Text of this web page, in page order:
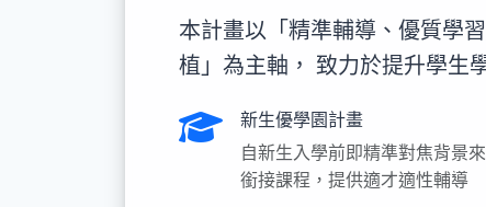
本計畫以「精準輔導、優質學
植」為主軸， 致力於提升學生
新生優學園計畫
自新生入學前即精準對焦背景
銜接課程，提供適才適性輔導